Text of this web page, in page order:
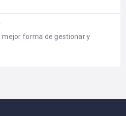
mejor forma de gestionar y